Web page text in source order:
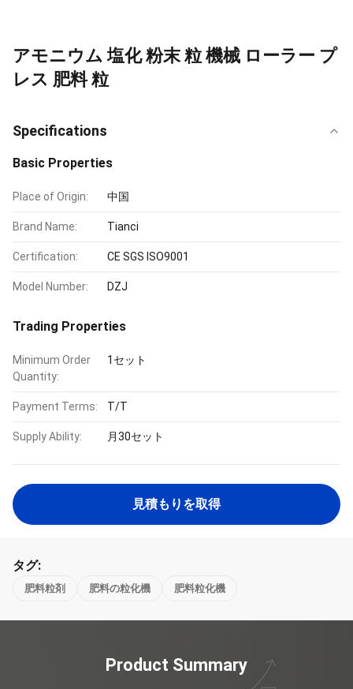
アモニウム 塩化 粉末 粒 機械 ローラー プ
レス 肥料 粒
Specifications
Basic Properties
Place of Origin: 中国
Brand Name: Tianci
Certification: CE SGS ISO9001
Model Number: DZJ
Trading Properties
Minimum Order
Quantity:
1セット
Payment Terms: T/T
Supply Ability: 月30セット
見積もりを取得
タグ:
肥料粒剤 肥料の粒化機 肥料粒化機
Product Summary